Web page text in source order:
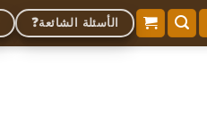
الأسئلة الشائعة❓